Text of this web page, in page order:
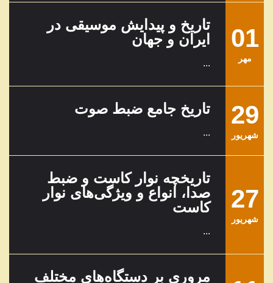
01
مهر
تاریخ و پیدایش موسیقی در
ایران و جهان
...
29
شهریور
تاریخ جامع ضبط صوت
...
27
شهریور
تاریخچه نوار کاست و ضبط
صدا، انواع و ویژگی‌های نوار
کاست
...
مروری بر دستگاه‌های مختلف